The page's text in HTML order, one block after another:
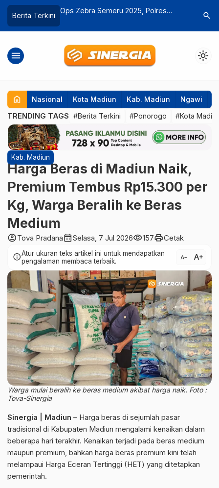
Berita Terkini
Empat Tersangka Ditetapkan dalam
UGM di Ngawi, Dua Excavator Disita
dan
search
menu light_mode
home Nasional Kota Madiun Kab. Madiun Ngawi
TRENDING TAGS #Berita Terkini #Ponorogo #Kota
Kab. Madiun
Harga Beras di Madiun Naik,
Premium Tembus Rp15.300 per
Kg, Warga Beralih ke Beras
Medium
account_circleTova Pradanacalendar_monthSelasa, 7 Jul 2026visibility157printCetak
infoAtur ukuran teks artikel ini untuk mendapatkan
pengalaman membaca terbaik.
text_decrease text_increase
Warga mulai beralih ke beras medium akibat harga naik. Foto :
Tova-Sinergia
Sinergia | Madiun – Harga beras di sejumlah pasar
tradisional di Kabupaten Madiun mengalami kenaikan dalam
beberapa hari terakhir. Kenaikan terjadi pada beras medium
maupun premium, bahkan harga beras premium kini telah
melampaui Harga Eceran Tertinggi (HET) yang ditetapkan
pemerintah.